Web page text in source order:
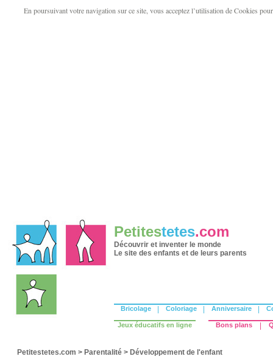
En poursuivant votre navigation sur ce site, vous acceptez l’utilisation de Cookies
Petitestetes.com
Découvrir et inventer le monde
Le site des enfants et de leurs parents
Bricolage Coloriage Anniversaire
Jeux éducatifs en ligne Bons plans
Petitestetes.com > Parentalité > Développement de l'enfant